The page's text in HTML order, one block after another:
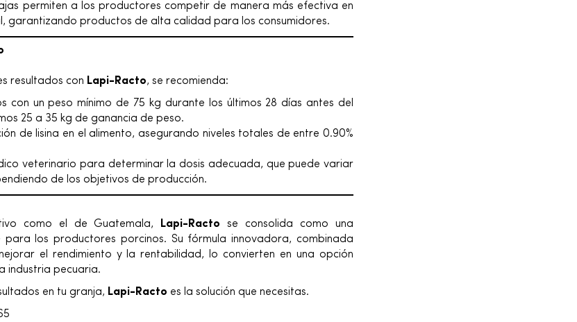
permiten a los productores competir de manera más efectiva en
garantizando productos de alta calidad para los consumidores.
resultados con Lapi-Racto, se recomienda:
con un peso mínimo de 75 kg durante los últimos 28 días antes del
25 a 35 kg de ganancia de peso.
de lisina en el alimento, asegurando niveles totales de entre 0.90%
veterinario para determinar la dosis adecuada, que puede variar
de los objetivos de producción.
como el de Guatemala,
Lapi-Racto se consolida como una
para los productores porcinos. Su fórmula innovadora, combinada
el rendimiento y la rentabilidad, lo convierten en una opción
industria pecuaria.
en tu granja, Lapi-Racto es la solución que necesitas.